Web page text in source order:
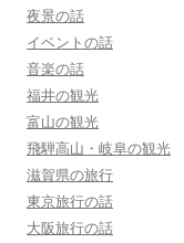
夜景の話
イベントの話
音楽の話
福井の観光
富山の観光
飛騨高山・岐阜の観光
滋賀県の旅行
東京旅行の話
大阪旅行の話